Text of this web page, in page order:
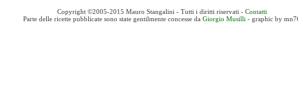
Copyright ©2005-2015 Mauro Stangalini - Tutti i diritti riservati - Contatti
Parte delle ricette pubblicate sono state gentilmente concesse da Giorgio Musilli - graphic by